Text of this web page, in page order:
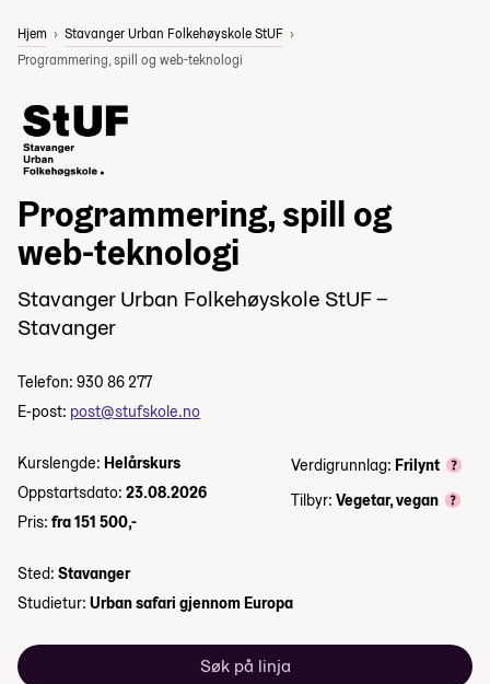
Hjem
Stavanger Urban Folkehøyskole StUF
Programmering, spill og web-teknologi
Programmering, spill og
web-teknologi
Stavanger Urban Folkehøyskole StUF –
Stavanger
Telefon: 930 86 277
E-post: post@stufskole.no
Kurslengde: Helårskurs
Oppstartsdato: 23.08.2026
Pris: fra 151 500,-
Verdigrunnlag: Frilynt
Tilbyr: Vegetar, vegan
Sted: Stavanger
Studietur: Urban safari gjennom Europa
Søk på linja